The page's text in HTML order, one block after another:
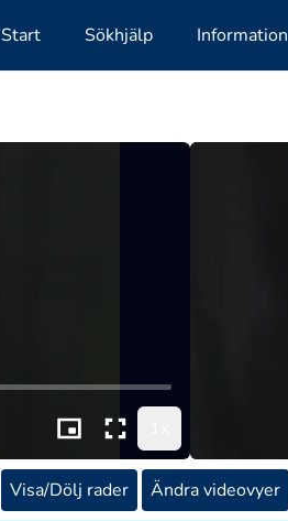
Start Sökhjälp Information
Visa/Dölj rader
Ändra videovyer